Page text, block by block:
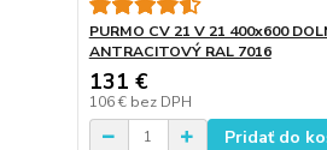
PURMO CV 21 V 21 400x600
ANTRACITOVÝ RAL 7016
131 €
106 € bez DPH
Pridať do